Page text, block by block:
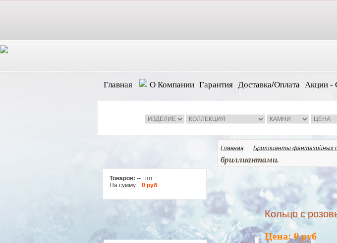
Главная О Компании Гарантия Доставка/Оплата Акции -
Товаров: -- шт.
На сумму:
0 руб
Главная Бриллианты фантазийных
бриллиантами.
Кольцо с
Цена: 0 руб